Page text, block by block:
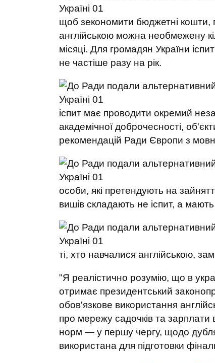
щоб зекономити бюджетні кошти,
англійською можна необмежену
місяці. Для громадян України
не частіше разу на рік.
іспит має проводити окремий
академічної доброчесності,
рекомендацій Ради Європи з
особи, які претендують на
вишів складають не іспит, а
ті, хто навчалися англійською,
"Я реалістично розумію, що в
отримає президентський
обов'язкове використання
про мережу садочків та
норм — у першу чергу, щодо
використана для підготовки